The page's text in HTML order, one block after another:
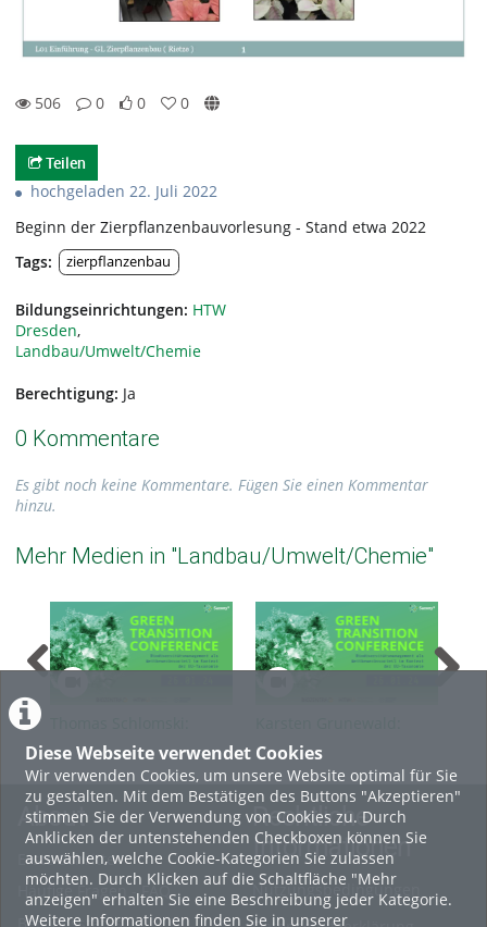
Diese Webseite verwendet Cookies
Wir verwenden Cookies, um unsere Website optimal für Sie
zu gestalten. Mit dem Bestätigen des Buttons "Akzeptieren"
stimmen Sie der Verwendung von Cookies zu. Durch
Anklicken der untenstehenden Checkboxen können Sie
auswählen, welche Cookie-Kategorien Sie zulassen
möchten. Durch Klicken auf die Schaltfläche "Mehr
anzeigen" erhalten Sie eine Beschreibung jeder Kategorie.
Weitere Informationen finden Sie in unserer
506
0
0
0
Teilen
hochgeladen 22. Juli 2022
Beginn der Zierpflanzenbauvorlesung - Stand etwa 2022
Tags:
zierpflanzenbau
Bildungseinrichtungen: HTW
Dresden,
Landbau/Umwelt/Chemie
Berechtigung: Ja
0 Kommentare
Es gibt noch keine Kommentare. Fügen Sie einen Kommentar
hinzu.
Mehr Medien in "Landbau/Umwelt/Chemie"
Unternehmensberatung
im Bereich Biodiversität
und Nachhaltigkeit
(Green Transition
Conference 2024)
Modernisierung der
Wirtschaftsberichterstattung
(Green Transition
Conference 2024)
About
Erste Schritte
Häufige Fragen - FAQ
Betriebsstatus
Rechtliche
Informationen
Nutzungsbedingungen